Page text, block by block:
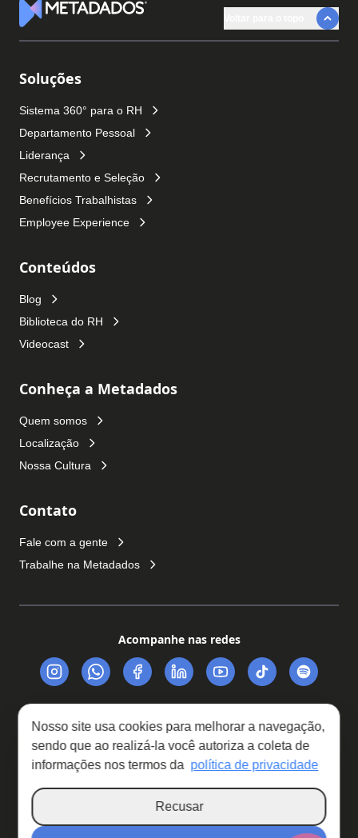
Nosso site usa cookies para melhorar a navegação,
sendo que ao realizá-la você autoriza a coleta de
informações nos termos da política de privacidade
Recusar
Logotipo Metadados
Soluções
Sistema 360° para o RH
Departamento Pessoal
Liderança
Recrutamento e Seleção
Benefícios Trabalhistas
Employee Experience
Conteúdos
Blog
Biblioteca do RH
Videocast
Conheça a Metadados
Quem somos
Localização
Nossa Cultura
Contato
Fale com a gente
Trabalhe na Metadados
Acompanhe nas redes
Trabalhe Conosco
Política de Privacidade
Relatório de Transparência Salarial
Copyright © 2026 · Metadados © Todos os direitos reservados